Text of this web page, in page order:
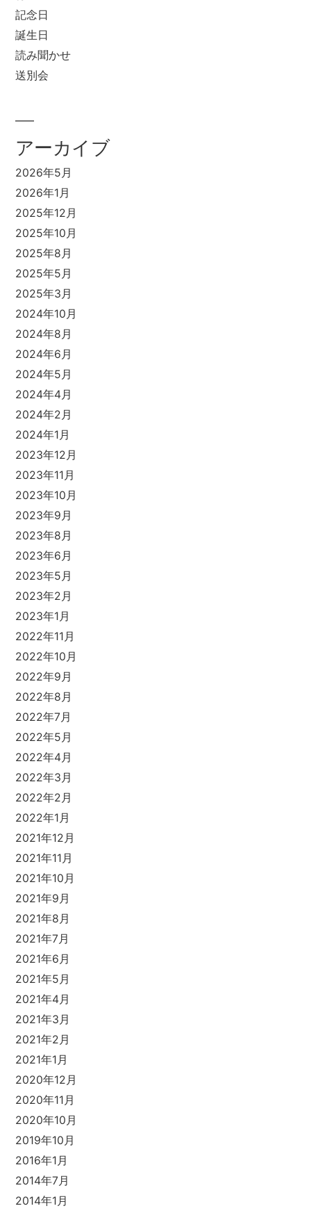
記念日
誕生日
読み聞かせ
送別会
アーカイブ
2026年5月
2026年1月
2025年12月
2025年10月
2025年8月
2025年5月
2025年3月
2024年10月
2024年8月
2024年6月
2024年5月
2024年4月
2024年2月
2024年1月
2023年12月
2023年11月
2023年10月
2023年9月
2023年8月
2023年6月
2023年5月
2023年2月
2023年1月
2022年11月
2022年10月
2022年9月
2022年8月
2022年7月
2022年5月
2022年4月
2022年3月
2022年2月
2022年1月
2021年12月
2021年11月
2021年10月
2021年9月
2021年8月
2021年7月
2021年6月
2021年5月
2021年4月
2021年3月
2021年2月
2021年1月
2020年12月
2020年11月
2020年10月
2019年10月
2016年1月
2014年7月
2014年1月